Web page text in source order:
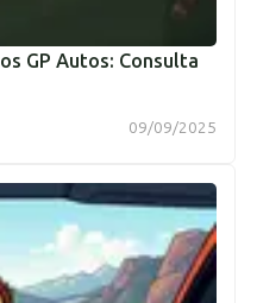
GP Autos: Consulta
09/09/2025